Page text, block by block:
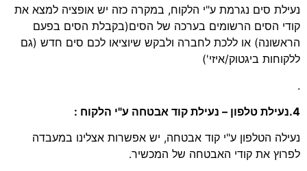
נעילת סים נגרמת ע"י הלקוח, במקרה כזה יש אופציה למצא את
קודי הסים הרשומים בערכה של הסים(בקבלת הסים בפעם
הראשונה) או ללכת לחברה ולבקש שיוציאו לכם סים חדש (גם
ללקוחות ביגטוק/איזי')
.
4.נעילת טלפון – נעילת קוד אבטחה ע"י הלקוח :
נעילה הטלפון ע"י קוד אבטחה, יש אפשרות אצלינו במעבדה
לפרוץ את קודי האבטחה של המכשיר.